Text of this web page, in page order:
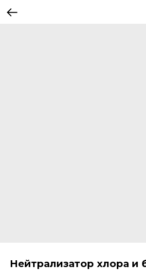
Нейтрализатор хлора и